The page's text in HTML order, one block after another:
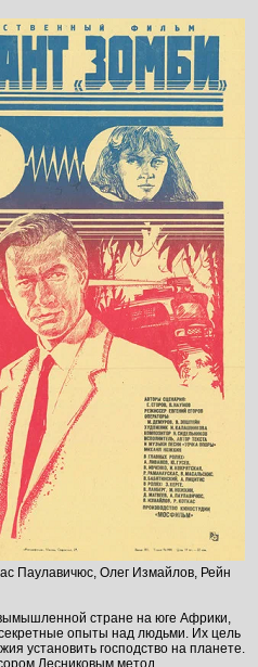
Паулавичюс, Олег Измайлов, Рейн
стране на юге Африки,
опыты над людьми. Их цель
установить господство на планете.
Лесниковым метод